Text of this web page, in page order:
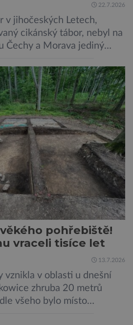
22.7.2026
v jihočeských Letech,
cikánský tábor, nebyl na
Čechy a Morava jediný
Jeho pozůstatky byly
archeology. Někteří z asi
kteří byli v táboře
naposledy. Jiné
[…]
pohřebiště!
vraceli tisíce let
13.7.2026
vznikla v oblasti u dnešní
zhruba 20 metrů
všeho bylo místo